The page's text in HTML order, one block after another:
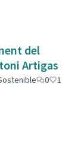
del
Artigas
0
1